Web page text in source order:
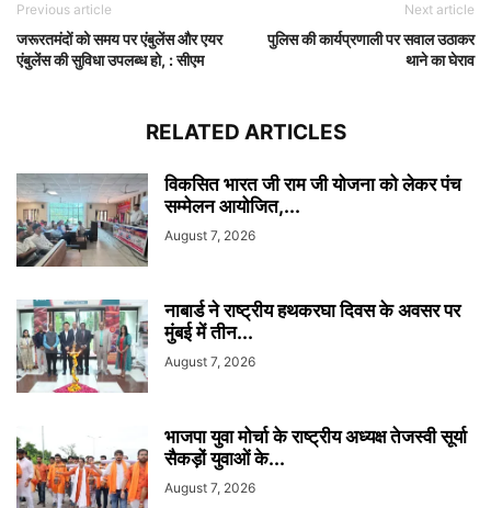
Previous article
जरूरतमंदों को समय पर एंबुलेंस और एयर
एंबुलेंस की सुविधा उपलब्ध हो, : सीएम
Next article
पुलिस की कार्यप्रणाली पर सवाल उठाकर
थाने का घेराव
RELATED ARTICLES
विकसित भारत जी राम जी योजना को लेकर पंच
सम्मेलन आयोजित,...
August 7, 2026
नाबार्ड ने राष्ट्रीय हथकरघा दिवस के अवसर पर
मुंबई में तीन...
August 7, 2026
भाजपा युवा मोर्चा के राष्ट्रीय अध्यक्ष तेजस्वी सूर्या
सैकड़ों युवाओं के...
August 7, 2026